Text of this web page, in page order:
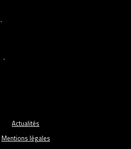
.
.
Actualités
Mentions légales